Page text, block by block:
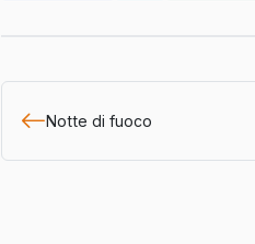
Notte di fuoco